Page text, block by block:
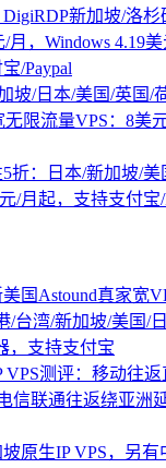
DigiRDP新加坡/洛
/月，Windows 4.19
/Paypal
坡/日本/美国/英国/
无限流量VPS：8美
5折：日本/新加坡/
/月起，支持支付宝/
国Astound真家宽
/台湾/新加坡/美国/
，支持支付宝
VPS测评：移动往
信联通往返绕亚洲
原生IP VPS，另